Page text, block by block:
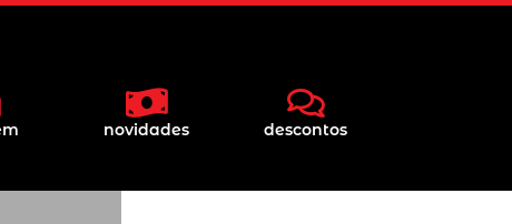
novidades descontos